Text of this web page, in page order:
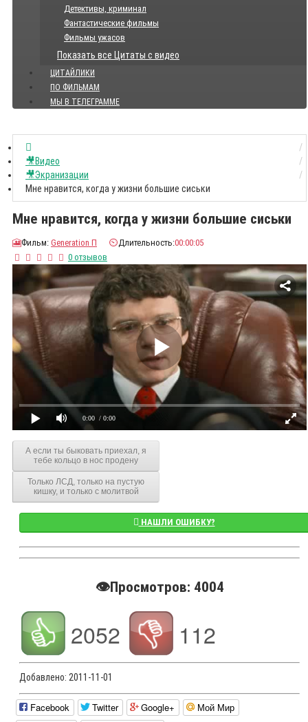
Детективы, криминал
Фантастические фильмы
Фильмы ужасов
Показать все Цитаты с видео
ЦИТАЙЛИКИ
ПО ФИЛЬМАМ
МЫ В ТЕЛЕГРАММЕ
🎥Видео
🎥Экранизации
Мне нравится, когда у жизни большие сиськи
Мне нравится, когда у жизни большие сиськи
🎦Фильм: Generation П ⏲️Длительность:00:00:05
0 отзывов
0:00 / 0:00
А если ты быковать приехал, я
тебе кольцо в нос продену
Только ЛСД, только на пустую
кишку, и только с молитвой
НАШЛИ ОШИБКУ?
👁️Просмотров: 4004
2052 112
Добавлено: 2011-11-01
Facebook Twitter Google+
Мой Мир